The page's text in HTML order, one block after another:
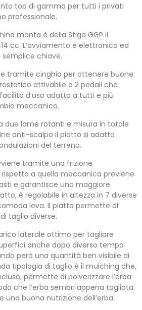
top di gamma per tutti i privati
professionale.
monta è della Stiga GGP il
cc. L’avviamento è elettronico ed
chiave.
tramite cinghia per ottenere buone
attivabile a 2 pedali che
d’uso adatta a tutti e più
meccanico.
due lame rotanti e misura in totale
anti-scalpo il piatto si adatta
del terreno.
tramite una frizione
a quella meccanica previene
e garantisce una maggiore
è regolabile in altezza in 7 diverse
leva. Il piatto permette di
taglio diverse.
laterale ottimo per tagliare
anche dopo diverso tempo
però una quantità ben visibile di
tipologia di taglio è il mulching che,
permette di polverizzare l’erba
che l’erba sembri appena tagliata
buona nutrizione dell’erba.